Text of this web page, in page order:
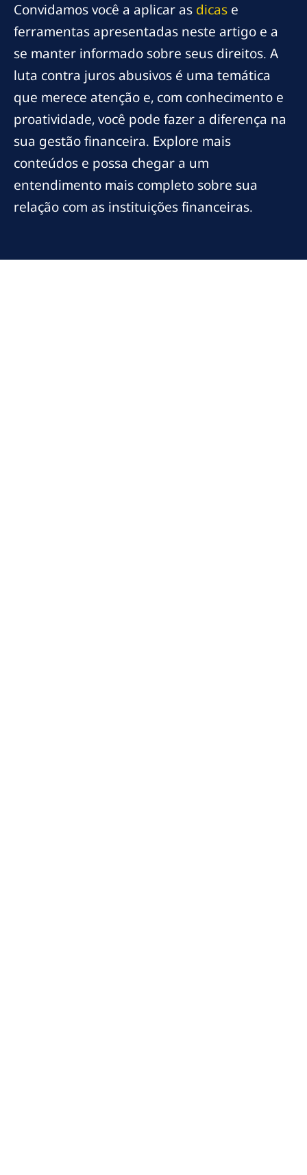
Convidamos você a aplicar as dicas e
ferramentas apresentadas neste artigo e a
se manter informado sobre seus direitos. A
luta contra juros abusivos é uma temática
que merece atenção e, com conhecimento e
proatividade, você pode fazer a diferença na
sua gestão financeira. Explore mais
conteúdos e possa chegar a um
entendimento mais completo sobre sua
relação com as instituições financeiras.